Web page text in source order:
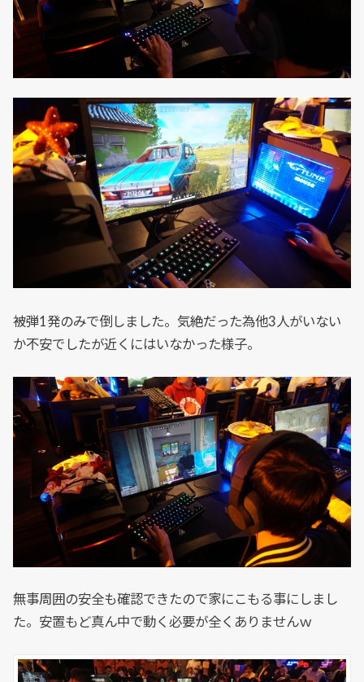
被弾1発のみで倒しました。気絶だった為他3人がいない
か不安でしたが近くにはいなかった様子。
無事周囲の安全も確認できたので家にこもる事にしまし
た。安置もど真ん中で動く必要が全くありませんｗ